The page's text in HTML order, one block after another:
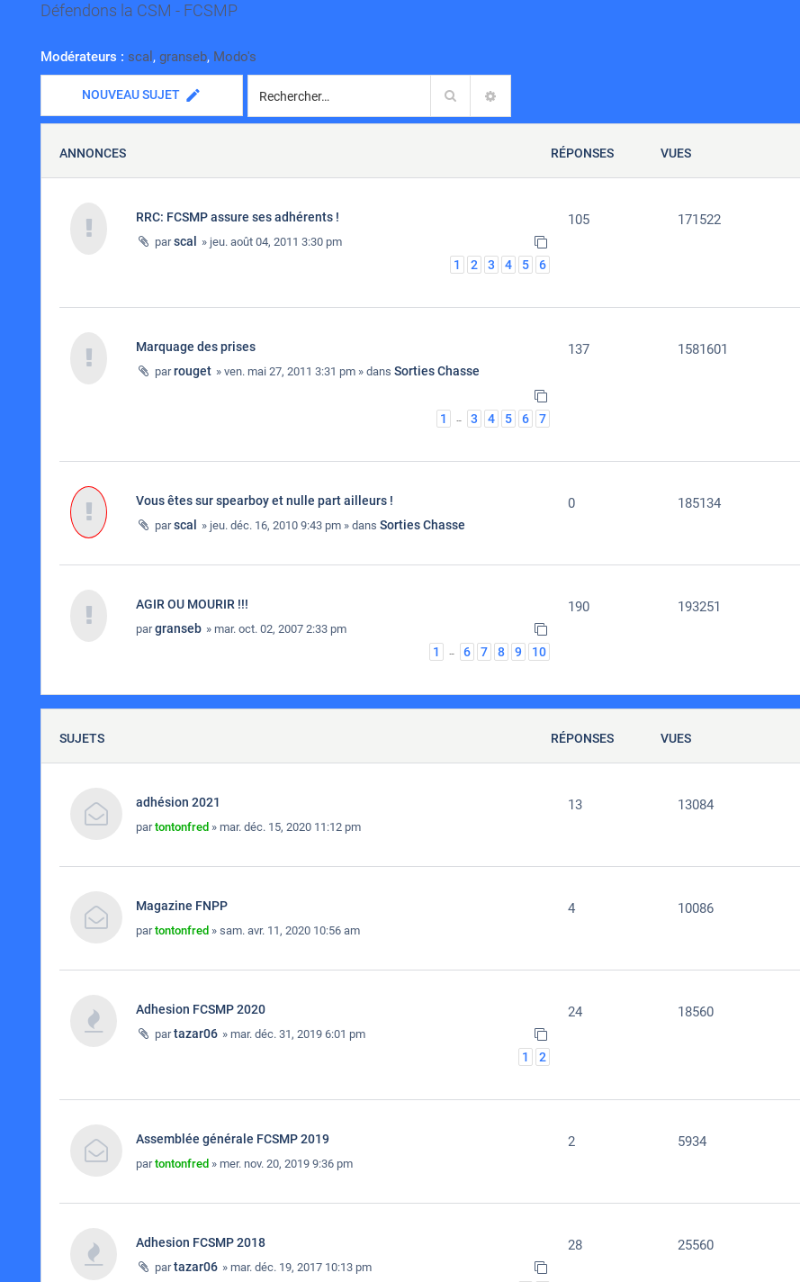
Défendons la CSM - FCSMP
Modérateurs : scal , granseb, Modo's
NOUVEAU SUJET Rechercher
ANNONCES RÉPONSES VUES
RRC: FCSMP assure ses adhérents !
parscal » jeu. août 04, 2011 3:30 pm
1 2 3 4 5 6
105 171522
Marquage des prises
parrouget » ven. mai 27, 2011 3:31 pm » dans Sorties Chasse
1 … 3 4 5 6 7
137 1581601
Vous êtes sur spearboy et nulle part ailleurs !
parscal » jeu. déc. 16, 2010 9:43 pm » dans Sorties Chasse
0 185134
AGIR OU MOURIR !!!
pargranseb » mar. oct. 02, 2007 2:33 pm
1 … 6 7 8 9 10
190 193251
SUJETS RÉPONSES VUES
adhésion 2021
partontonfred » mar. déc. 15, 2020 11:12 pm
13 13084
Magazine FNPP
partontonfred » sam. avr. 11, 2020 10:56 am
4 10086
Adhesion FCSMP 2020
partazar06 » mar. déc. 31, 2019 6:01 pm
1 2
24 18560
Assemblée générale FCSMP 2019
partontonfred » mer. nov. 20, 2019 9:36 pm
2 5934
Adhesion FCSMP 2018
partazar06 » mar. déc. 19, 2017 10:13 pm
28 25560